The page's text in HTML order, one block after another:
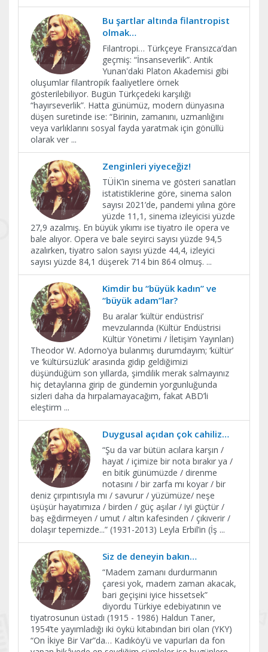
Bu şartlar altında filantropist
olmak…
Filantropi… Türkçeye Fransızca’dan
geçmiş: “İnsanseverlik”. Antik
Yunan'daki Platon Akademisi gibi
oluşumlar filantropik faaliyetlere örnek
gösterilebiliyor. Bugün Türkçedeki karşılığı
“hayırseverlik”. Hatta günümüz, modern dünyasına
düşen suretinde ise: “Birinin, zamanını, uzmanlığını
veya varlıklarını sosyal fayda yaratmak için gönüllü
olarak ver ...
Zenginleri yiyeceğiz!
TÜİK’in sinema ve gösteri sanatları
istatistiklerine göre, sinema salon
sayısı 2021’de, pandemi yılına göre
yüzde 11,1, sinema izleyicisi yüzde
27,9 azalmış. En büyük yıkımı ise tiyatro ile opera ve
bale alıyor. Opera ve bale seyirci sayısı yüzde 94,5
azalırken, tiyatro salon sayısı yüzde 44,4, izleyici
sayısı yüzde 84,1 düşerek 714 bin 864 olmuş. ...
Kimdir bu “büyük kadın” ve
“büyük adam”lar?
Bu aralar ‘kültür endüstrisi’
mevzularında (Kültür Endüstrisi
Kültür Yönetimi / İletişim Yayınları)
Theodor W. Adorno’ya bulanmış durumdayım; ‘kültür’
ve ‘kültürsüzlük’ arasında gidip geldiğimizi
düşündüğüm son yıllarda, şimdilik merak salmayınız
hiç detaylarına girip de gündemin yorgunluğunda
sizleri daha da hırpalamayacağım, fakat ABD’li
eleştirm ...
Duygusal açıdan çok cahiliz…
“Şu da var bütün acılara karşın /
hayat / içimize bir nota bırakır ya /
en bitik günümüzde / direnme
notasını / bir zarfa mı koyar / bir
deniz çırpıntısıyla mı / savurur / yüzümüze/ neşe
üşüşür hayatımıza / birden / güç aşılar / iyi güçtür /
baş eğdirmeyen / umut / altın kafesinden / çıkıverir /
dolaşır tepemizde...” (1931-2013) Leyla Erbil’in (İş ...
Siz de deneyin bakın…
“Madem zamanı durdurmanın
çaresi yok, madem zaman akacak,
bari geçişini iyice hissetsek”
diyordu Türkiye edebiyatının ve
tiyatrosunun üstadı (1915 - 1986) Haldun Taner,
1954’te yayımladığı iki öykü kitabından biri olan (YKY)
“On İkiye Bir Var”da… Kadıköy’ü ve vapurları da fon